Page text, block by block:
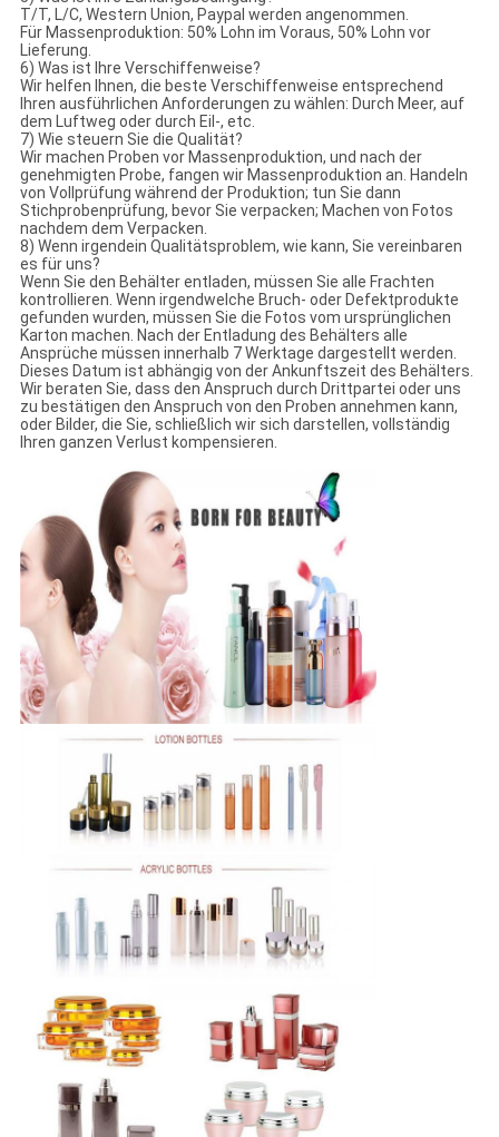
T/T, L/C, Western Union, Paypal werden angenommen.
Für Massenproduktion: 50% Lohn im Voraus, 50% Lohn vor
Lieferung.
6) Was ist Ihre Verschiffenweise?
Wir helfen Ihnen, die beste Verschiffenweise entsprechend
Ihren ausführlichen Anforderungen zu wählen: Durch Meer, auf
dem Luftweg oder durch Eil-, etc.
7) Wie steuern Sie die Qualität?
Wir machen Proben vor Massenproduktion, und nach der
genehmigten Probe, fangen wir Massenproduktion an. Handeln
von Vollprüfung während der Produktion; tun Sie dann
Stichprobenprüfung, bevor Sie verpacken; Machen von Fotos
nachdem dem Verpacken.
8) Wenn irgendein Qualitätsproblem, wie kann, Sie vereinbaren
es für uns?
Wenn Sie den Behälter entladen, müssen Sie alle Frachten
kontrollieren. Wenn irgendwelche Bruch- oder Defektprodukte
gefunden wurden, müssen Sie die Fotos vom ursprünglichen
Karton machen. Nach der Entladung des Behälters alle
Ansprüche müssen innerhalb 7 Werktage dargestellt werden.
Dieses Datum ist abhängig von der Ankunftszeit des Behälters.
Wir beraten Sie, dass den Anspruch durch Drittpartei oder uns
zu bestätigen den Anspruch von den Proben annehmen kann,
oder Bilder, die Sie, schließlich wir sich darstellen, vollständig
Ihren ganzen Verlust kompensieren.